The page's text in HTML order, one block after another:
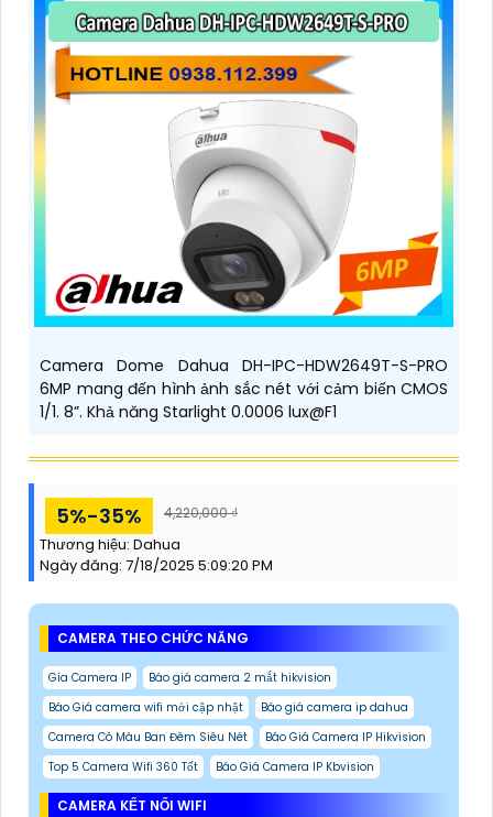
Camera Dome Dahua DH-IPC-HDW2649T-S-PRO
6MP mang đến hình ảnh sắc nét với cảm biến CMOS
1/1. 8”. Khả năng Starlight 0.0006 lux@F1
5%-35% 4,220,000 ₫
Thương hiệu: Dahua
Ngày đăng: 7/18/2025 5:09:20 PM
CAMERA THEO CHỨC NĂNG
Gía Camera IP
Báo giá camera 2 mắt hikvision
Báo Giá camera wifi mới cập nhật
Báo giá camera ip dahua
Camera Có Màu Ban Đêm Siêu Nét
Báo Giá Camera IP Hikvision
Top 5 Camera Wifi 360 Tốt
Báo Giá Camera IP Kbvision
CAMERA KẾT NỐI WIFI